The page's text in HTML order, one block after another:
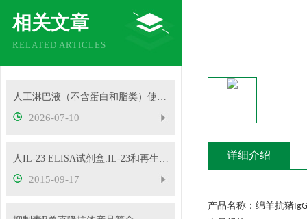
相关文章
RELATED ARTICLES
人工淋巴液（不含蛋白和脂类）使用说明及储存条件
2026-07-10
人IL-23 ELISA试剂盒:IL-23和再生障碍贫血关系
2015-09-17
详细介绍
产品名称：绵羊抗猪IgG